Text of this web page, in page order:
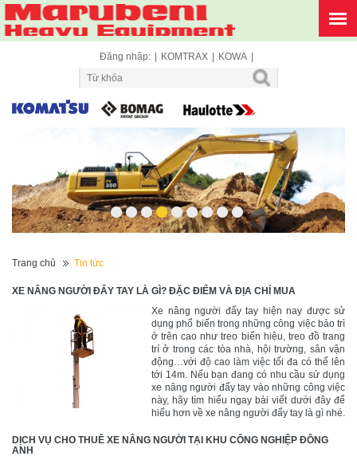
Đăng nhập: KOMTRAX KOWA
Trang chủ Tin tức
XE NÂNG NGƯỜI ĐẨY TAY LÀ GÌ? ĐẶC ĐIỂM VÀ ĐỊA CHỈ MUA
Xe nâng người đẩy tay hiện nay được sử
dụng phổ biến trong những công việc bảo trì
ở trên cao như treo biển hiệu, treo đồ trang
trí ở trong các tòa nhà, hội trường, sân vận
động…với độ cao làm việc tối đa có thể lên
tới 14m. Nếu bạn đang có nhu cầu sử dụng
xe nâng người đẩy tay vào những công việc
này, hãy tìm hiểu ngay bài viết dưới đây để
hiểu hơn về xe nâng người đẩy tay là gì nhé.
DỊCH VỤ CHO THUÊ XE NÂNG NGƯỜI TẠI KHU CÔNG NGHIỆP ĐÔNG
ANH